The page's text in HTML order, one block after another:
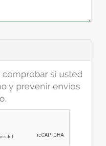
comprobar si usted
y prevenir envíos